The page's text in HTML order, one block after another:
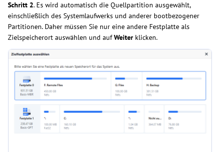
Schritt 2. Es wird automatisch die Quellpartition ausgewählt,
einschließlich des Systemlaufwerks und anderer bootbezogener
Partitionen. Daher müssen Sie nur eine andere Festplatte als
Zielspeicherort auswählen und aufWeiter klicken.